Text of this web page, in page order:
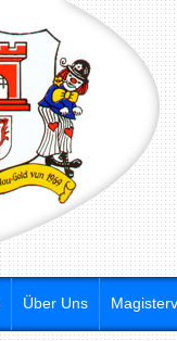
Über Uns